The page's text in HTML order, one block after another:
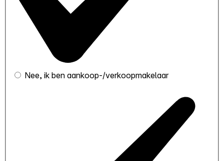
Nee, ik ben aankoop-/verkoopmakelaar